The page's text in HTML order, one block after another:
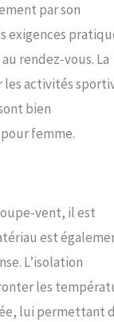
de plein air
ce qui en fait un
d'hiver Entretien
la taille la plus
coupe aide à
support est à votre
par son
exigences
rendez-vous. La
activités
bien
femme.
vent, il est
est
L’isolation
les
lui permettant